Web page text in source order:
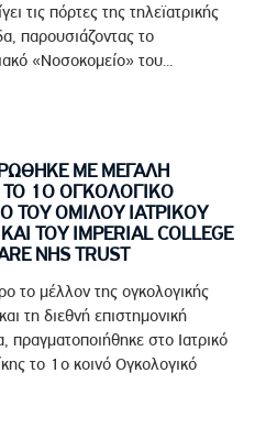
τις πόρτες της τηλεϊατρικής
παρουσιάζοντας το
«Νοσοκομείο» του...
ΜΕ ΜΕΓΑΛΗ
ΤΟ 1Ο ΟΓΚΟΛΟΓΙΚΟ
ΤΟΥ ΟΜΙΛΟΥ ΙΑΤΡΙΚΟΥ
ΤΟΥ IMPERIAL COLLEGE
NHS TRUST
το μέλλον της ογκολογικής
τη διεθνή επιστημονική
πραγματοποιήθηκε στο Ιατρικό
το 1ο κοινό Ογκολογικό